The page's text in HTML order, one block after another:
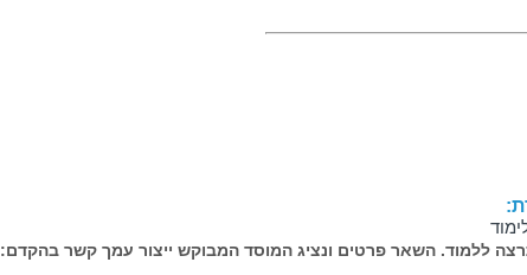
ללמוד. השאר פרטים ונציג המוסד המבוקש ייצור עמך קשר בהקדם: